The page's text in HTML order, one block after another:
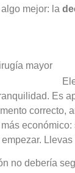
mejor: la
Es
correcto,
no debería